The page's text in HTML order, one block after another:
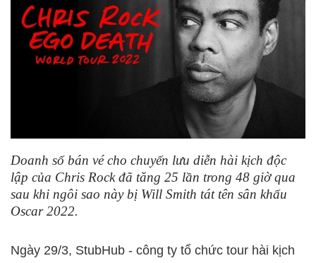
Doanh số bán vé cho chuyến lưu diễn hài kịch độc
lập của Chris Rock đã tăng 25 lần trong 48 giờ qua
sau khi ngôi sao này bị Will Smith tát tên sân khấu
Oscar 2022.
Ngày 29/3, StubHub - công ty tổ chức tour hài kịch